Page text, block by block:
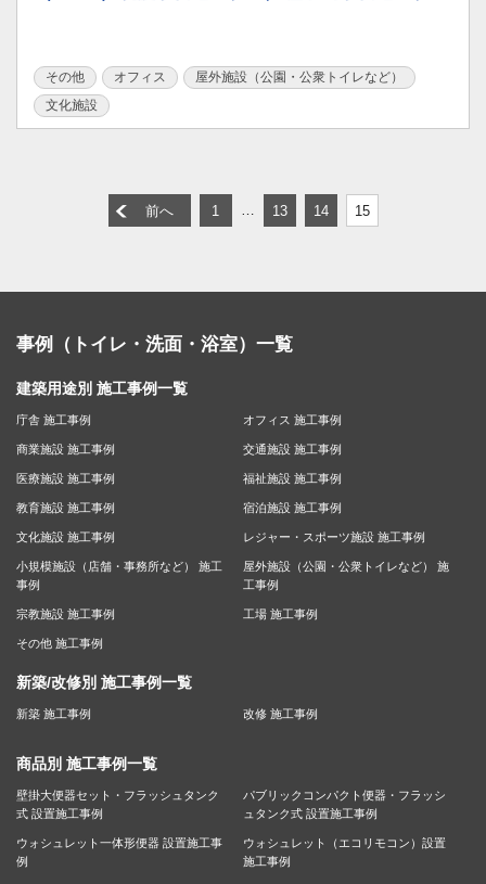
その他 オフィス
屋外施設（公園・公衆トイレなど）
文化施設
前へ 1 13 14 15
事例（トイレ・洗面・浴室）一覧
建築用途別 施工事例一覧
庁舎 施工事例 オフィス 施工事例
商業施設 施工事例 交通施設 施工事例
医療施設 施工事例 福祉施設 施工事例
教育施設 施工事例 宿泊施設 施工事例
文化施設 施工事例 レジャー・スポーツ施設 施工事例
小規模施設（店舗・事務所など） 施工
事例
屋外施設（公園・公衆トイレなど） 施
工事例
宗教施設 施工事例 工場 施工事例
その他 施工事例
新築/改修別 施工事例一覧
新築 施工事例 改修 施工事例
商品別 施工事例一覧
壁掛大便器セット・フラッシュタンク
式 設置施工事例
パブリックコンパクト便器・フラッシ
ュタンク式 設置施工事例
ウォシュレット一体形便器 設置施工事
例
ウォシュレット（エコリモコン）設置
施工事例